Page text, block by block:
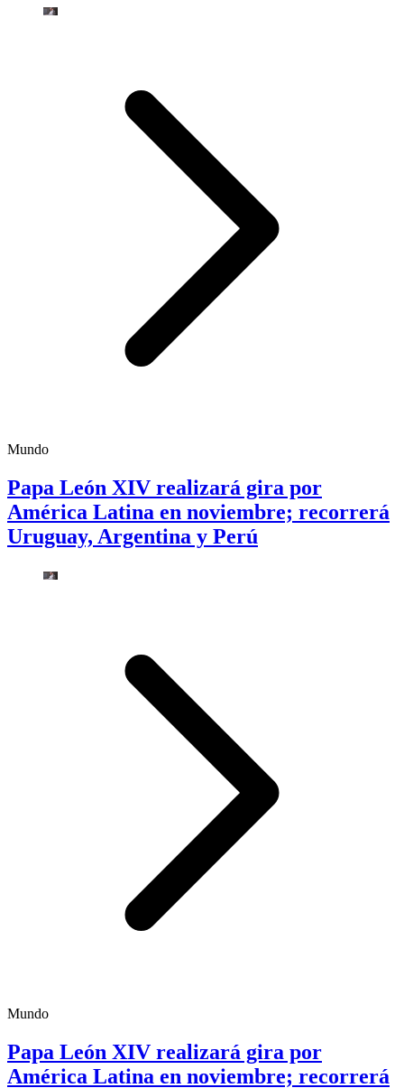
Mundo
Papa León XIV realizará gira por
América Latina en noviembre; recorrerá
Uruguay, Argentina y Perú
Mundo
Papa León XIV realizará gira por
América Latina en noviembre; recorrerá